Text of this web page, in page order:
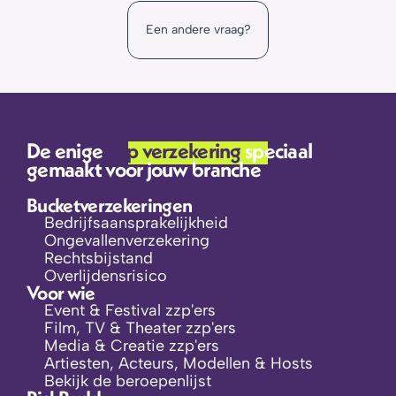
beroepenpagina
portal omgeving
Een andere vraag?
De enige zzp verzekering speciaal
gemaakt voor jouw branche
Bucketverzekeringen
Bedrijfsaansprakelijkheid
Ongevallenverzekering
Rechtsbijstand
Overlijdensrisico
Voor wie
Event & Festival zzp'ers
Film, TV & Theater zzp'ers
Media & Creatie zzp'ers
Artiesten, Acteurs, Modellen & Hosts
Bekijk de beroepenlijst